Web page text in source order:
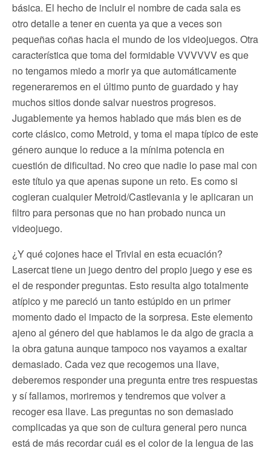
básica. El hecho de incluir el nombre de cada sala es
otro detalle a tener en cuenta ya que a veces son
pequeñas coñas hacia el mundo de los videojuegos. Otra
característica que toma del formidable VVVVVV es que
no tengamos miedo a morir ya que automáticamente
regeneraremos en el último punto de guardado y hay
muchos sitios donde salvar nuestros progresos.
Jugablemente ya hemos hablado que más bien es de
corte clásico, como Metroid, y toma el mapa típico de este
género aunque lo reduce a la mínima potencia en
cuestión de dificultad. No creo que nadie lo pase mal con
este título ya que apenas supone un reto. Es como si
cogieran cualquier Metroid/Castlevania y le aplicaran un
filtro para personas que no han probado nunca un
videojuego.
¿Y qué cojones hace el Trivial en esta ecuación?
Lasercat tiene un juego dentro del propio juego y ese es
el de responder preguntas. Esto resulta algo totalmente
atípico y me pareció un tanto estúpido en un primer
momento dado el impacto de la sorpresa. Este elemento
ajeno al género del que hablamos le da algo de gracia a
la obra gatuna aunque tampoco nos vayamos a exaltar
demasiado. Cada vez que recogemos una llave,
deberemos responder una pregunta entre tres respuestas
y sí fallamos, moriremos y tendremos que volver a
recoger esa llave. Las preguntas no son demasiado
complicadas ya que son de cultura general pero nunca
está de más recordar cuál es el color de la lengua de las